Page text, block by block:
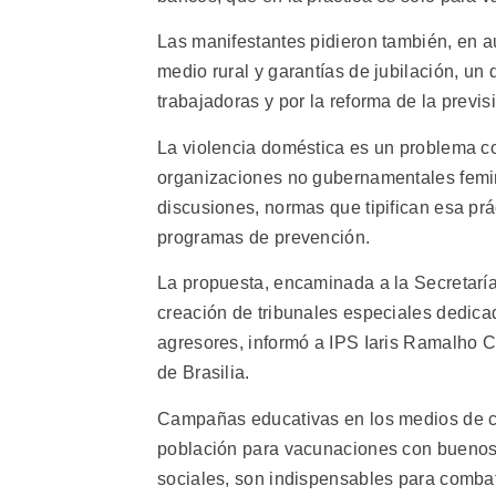
Las manifestantes pidieron también, en
medio rural y garantías de jubilación, un
trabajadoras y por la reforma de la
La violencia doméstica es un problema
organizaciones no gubernamentales
discusiones, normas que tipifican esa
programas de prevención.
La propuesta, encaminada a la
creación de tribunales especiales
agresores, informó a IPS Iaris Ramalho
de Brasilia.
Campañas educativas en los medios de
población para vacunaciones con
sociales, son indispensables para